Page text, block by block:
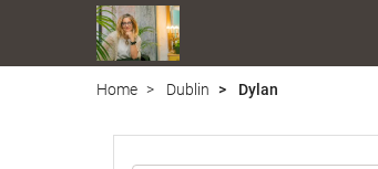
Home Dublin Dylan